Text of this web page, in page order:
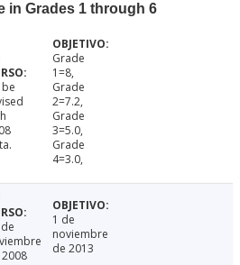
in Grades 1 through 6
Grade
1=8,
Grade
2=7.2,
Grade
3=5.0,
Grade
4=3.0,
1 de
noviembre
de 2013